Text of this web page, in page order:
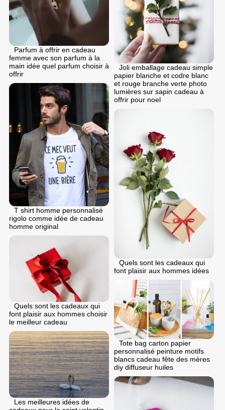
Parfum à offrir en cadeau
femme avec son parfum à la
main idée quel parfum choisir à
offrir
Joli emballage cadeau simple
papier blanche et codre blanc
et rouge branche verte photo
lumières sur sapin cadeau à
offrir pour noel
T shirt homme personnalisé
rigolo comme idée de cadeau
homme original
Quels sont les cadeaux qui
font plaisir aux hommes idées
Quels sont les cadeaux qui
font plaisir aux hommes choisir
le meilleur cadeau
Tote bag carton papier
personnalisé peinture motifs
blancs cadeau fête des mères
diy diffuseur huiles
Les meilleures idées de